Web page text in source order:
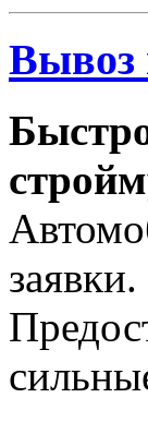
Вывоз
заявки.